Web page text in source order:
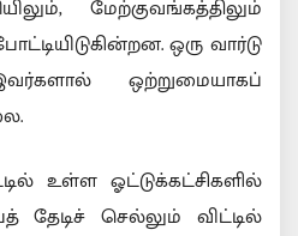
மேற்குவங்கத்திலும்
ஒரு வார்டு
ஒற்றுமையாகப்
உள்ள ஓட்டுக்கட்சிகளில்
தேடிச் செல்லும் விட்டில்